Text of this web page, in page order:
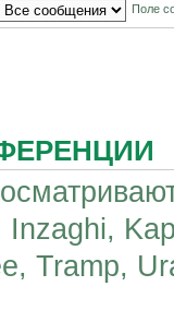
Поле
Tramp,